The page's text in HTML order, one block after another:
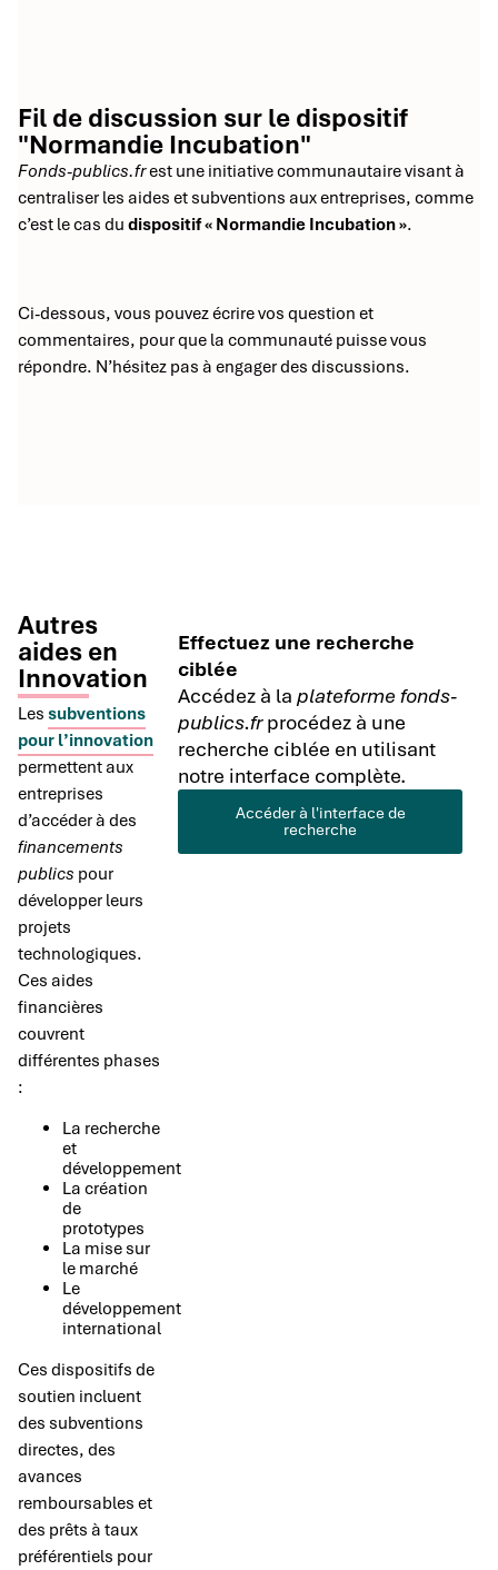
Fil de discussion sur le dispositif
"Normandie Incubation"
Fonds-publics.frest une initiative communautaire visant à
centraliser les aides et subventions aux entreprises, comme
c’est le cas du dispositif « Normandie Incubation ».
Ci-dessous, vous pouvez écrire vos question et
commentaires, pour que la communauté puisse vous
répondre. N’hésitez pas à engager des discussions.
Autres
aides en
Innovation
Les subventions
pour l’innovation
permettent aux
entreprises
d’accéder à des
financements
publics pour
développer leurs
projets
technologiques.
Ces aides
financières
couvrent
différentes phases
:
La recherche
et
développement
La création
de
prototypes
La mise sur
le marché
Le
développement
international
Ces dispositifs de
soutien incluent
des subventions
directes, des
avances
remboursables et
des prêts à taux
préférentiels pour
Effectuez une recherche
ciblée
Accédez à laplateforme fonds-
publics.frprocédez à une
recherche ciblée en utilisant
notre interface complète.
Accéder à l'interface de
recherche